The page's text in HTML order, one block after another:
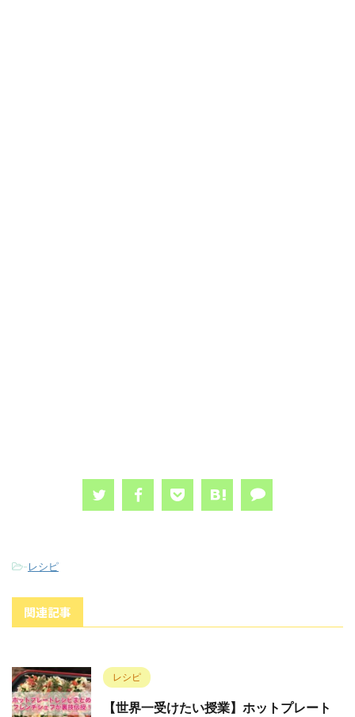
-レシピ
関連記事
レシピ
【世界一受けたい授業】ホットプレート